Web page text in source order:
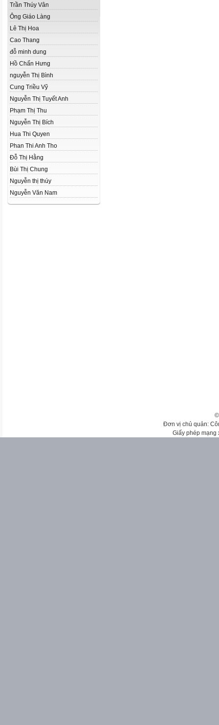
Trần Thúy Vân
Ông Giáo Làng
Lê Thị Hoa
Cao Thang
đỗ minh dung
Hồ Chấn Hưng
nguyễn Thị Bình
Cung Triều Vỹ
Nguyễn Thị Tuyết Anh
Phạm Thị Thu
Nguyễn Thị Bích
Hua Thi Quyen
Phan Thi Anh Tho
Đỗ Thị Hằng
Bùi Thị Chung
Nguyễn thị thúy
Nguyễn Văn Nam
Đơn vị chủ quản:
Giấy phép mạng